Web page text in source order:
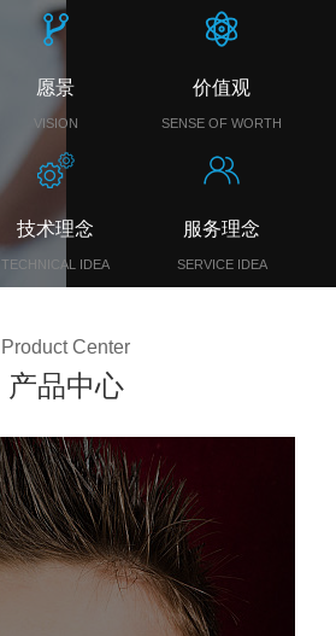
愿景
VISION
价值观
SENSE OF WORTH
技术理念
TECHNICAL IDEA
服务理念
SERVICE IDEA
Product Center
产品中心